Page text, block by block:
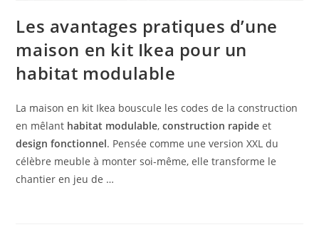
Les avantages pratiques d’une
maison en kit Ikea pour un
habitat modulable
La maison en kit Ikea bouscule les codes de la construction
en mêlant habitat modulable,construction rapide et
design fonctionnel. Pensée comme une version XXL du
célèbre meuble à monter soi-même, elle transforme le
chantier en jeu de …